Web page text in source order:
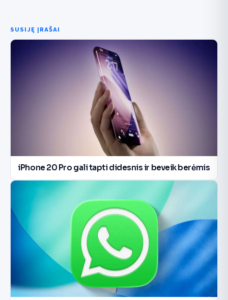
SUSIJĘ ĮRAŠAI
iPhone 20 Pro gali tapti didesnis ir beveik berėmis